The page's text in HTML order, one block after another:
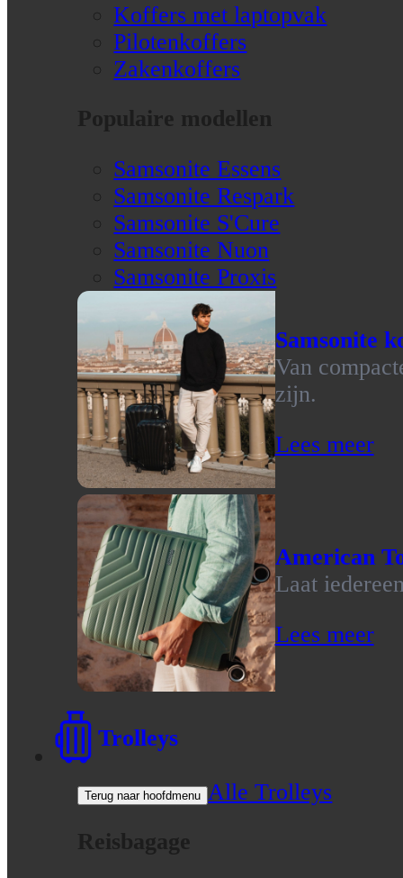
Koffers met laptopvak
Pilotenkoffers
Zakenkoffers
Populaire modellen
Samsonite Essens
Samsonite Respark
Samsonite S'Cure
Samsonite Nuon
Samsonite Proxis
Samsonite
Van
zijn.
Lees meer
American
Laat
Lees meer
Trolleys
Terug naar hoofdmenu Alle Trolleys
Reisbagage